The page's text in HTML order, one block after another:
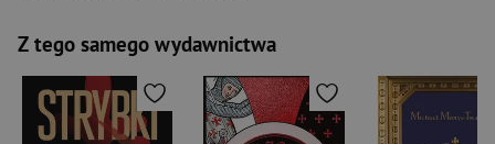
Z tego samego wydawnictwa